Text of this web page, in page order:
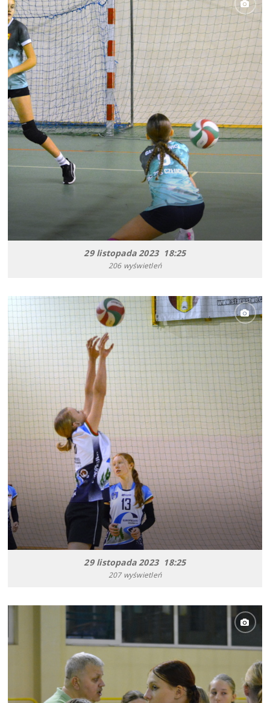
29 listopada 2023 18:25
206 wyświetleń
29 listopada 2023 18:25
207 wyświetleń